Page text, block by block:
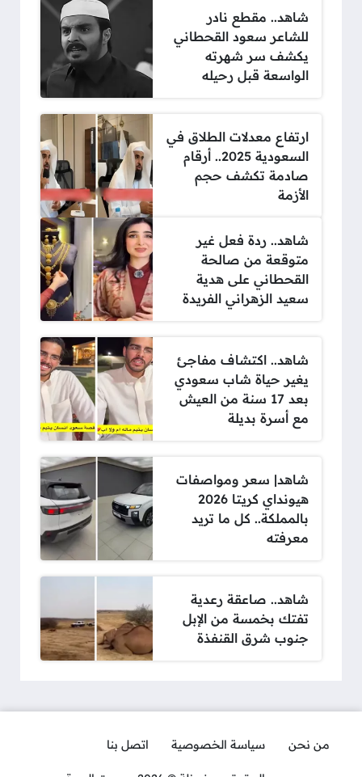
شاهد.. مقطع نادر
للشاعر سعود القحطاني
يكشف سر شهرته
الواسعة قبل رحيله
ارتفاع معدلات الطلاق في
السعودية 2025.. أرقام
صادمة تكشف حجم
الأزمة
شاهد.. ردة فعل غير
متوقعة من صالحة
القحطاني على هدية
سعيد الزهراني الفريدة
شاهد.. اكتشاف مفاجئ
يغير حياة شاب سعودي
بعد 17 سنة من العيش
مع أسرة بديلة
شاهد| سعر ومواصفات
هيونداي كريتا 2026
بالمملكة.. كل ما تريد
معرفته
شاهد.. صاعقة رعدية
تفتك بخمسة من الإبل
جنوب شرق القنفذة
من نحن سياسة الخصوصية اتصل بنا